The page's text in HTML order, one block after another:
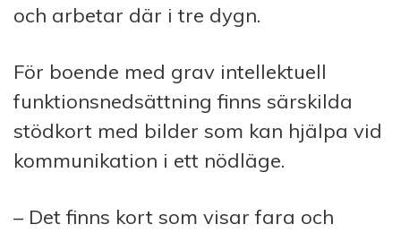
och arbetar där i tre dygn.
För boende med grav intellektuell
funktionsnedsättning finns särskilda
stödkort med bilder som kan hjälpa vid
kommunikation i ett nödläge.
– Det finns kort som visar fara och